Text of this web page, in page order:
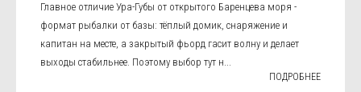
Главное отличие Ура-Губы от открытого Баренцева моря -
формат рыбалки от базы: тёплый домик, снаряжение и
капитан на месте, а закрытый фьорд гасит волну и делает
выходы стабильнее. Поэтому выбор тут н...
ПОДРОБНЕЕ